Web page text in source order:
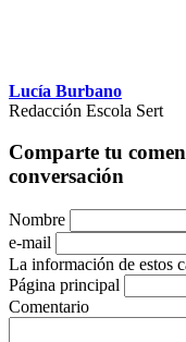
Lucía Burbano
Redacción Escola Sert
Comparte tu
conversación
Nombre
e-mail
La información de estos
Página principal
Comentario